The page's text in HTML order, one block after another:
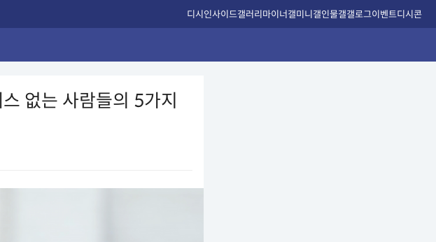
디시인사이드갤러리마이너갤미니갤인물갤갤로그이벤트디시콘
없는 사람들의 5가지